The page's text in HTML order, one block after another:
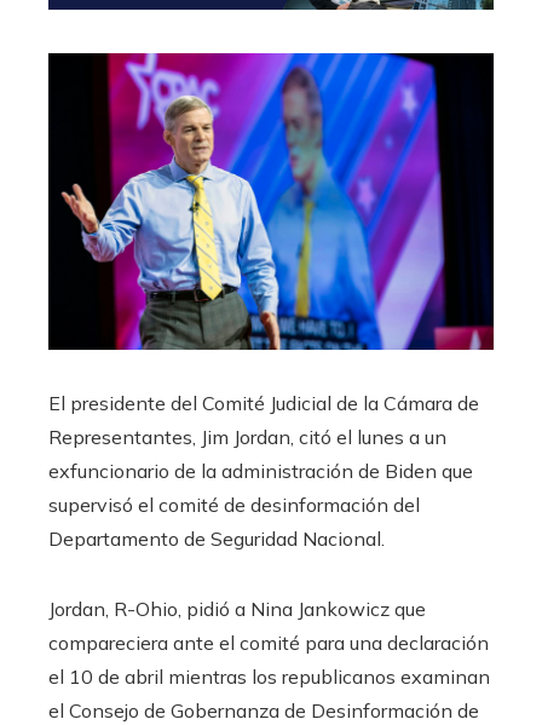
El presidente del Comité Judicial de la Cámara de
Representantes, Jim Jordan, citó el lunes a un
exfuncionario de la administración de Biden que
supervisó el comité de desinformación del
Departamento de Seguridad Nacional.
Jordan, R-Ohio, pidió a Nina Jankowicz que
compareciera ante el comité para una declaración
el 10 de abril mientras los republicanos examinan
el Consejo de Gobernanza de Desinformación de